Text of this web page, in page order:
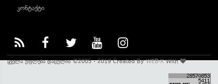
კონტაქტი
ყველა უფლება დაცულია ©2005 - 2019 Created ByWEB-XWith